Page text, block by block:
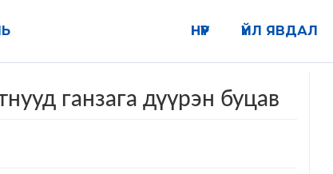
ҮЙЛ ЯВДАЛ
НҮҮР
ганзага дүүрэн буцав